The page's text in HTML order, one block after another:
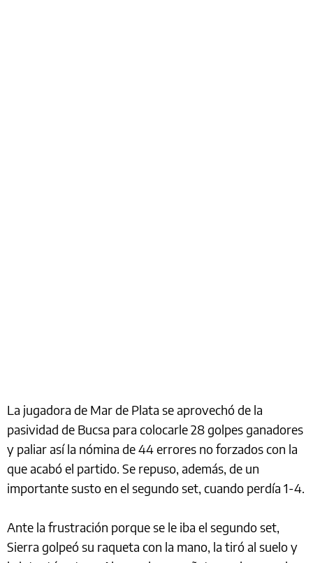
La jugadora de Mar de Plata se aprovechó de la
pasividad de Bucsa para colocarle 28 golpes ganadores
y paliar así la nómina de 44 errores no forzados con la
que acabó el partido. Se repuso, además, de un
importante susto en el segundo set, cuando perdía 1-4.
Ante la frustración porque se le iba el segundo set,
Sierra golpeó su raqueta con la mano, la tiró al suelo y